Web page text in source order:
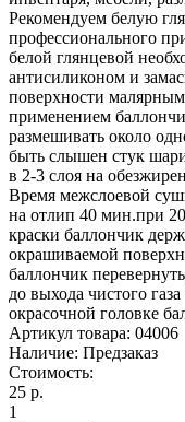
Рекомендуем белую
профессионального
белой глянцевой
антисиликоном и
поверхности
применением
размешивать около
быть слышен стук
в 2-3 слоя на
Время межслоевой
на отлип 40 мин.при
краски баллончик
окрашиваемой
баллончик
до выхода чистого
окрасочной головке
Артикул товара: 04006
Наличие: Предзаказ
Стоимость:
25 р.
1